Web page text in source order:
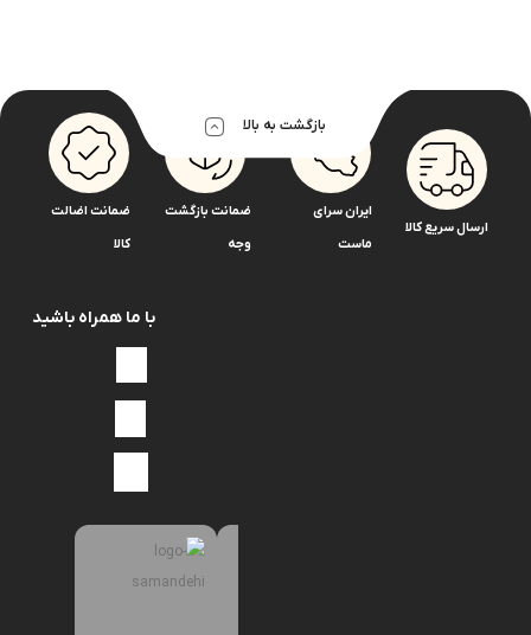
بازگشت به بالا
ارسال سریع کالا
ایران سرای
ماست
ضمانت بازگشت
وجه
ضمانت اضالت
کالا
با ما همراه باشید